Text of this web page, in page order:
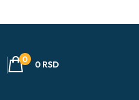
0
0 RSD